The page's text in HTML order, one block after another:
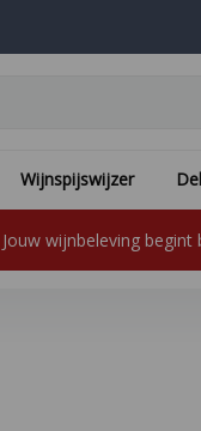
Wijnspijswijzer
Jouw wijnbeleving